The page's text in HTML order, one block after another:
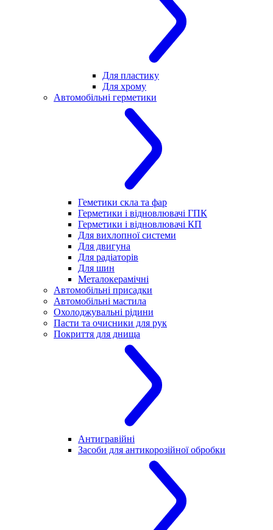
Для пластику
Для хрому
Автомобільні герметики
Геметики скла та фар
Герметики і відновлювачі ГПК
Герметики і відновлювачі КП
Для вихлопної системи
Для двигуна
Для радіаторів
Для шин
Металокерамічні
Автомобільні присадки
Автомобільні мастила
Охолоджувальні рідини
Пасти та очисники для рук
Покриття для днища
Антигравійні
Засоби для антикорозійної обробки